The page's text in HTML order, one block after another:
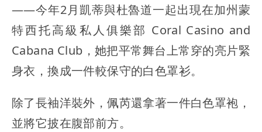
——今年2月凱蒂與杜魯道一起出現在加州蒙
特西托高級私人俱樂部 Coral Casino and
Cabana Club，她把平常舞台上常穿的亮片緊
身衣，換成一件較保守的白色罩衫。
除了長袖洋裝外，佩芮還拿著一件白色罩袍，
並將它披在腹部前方。